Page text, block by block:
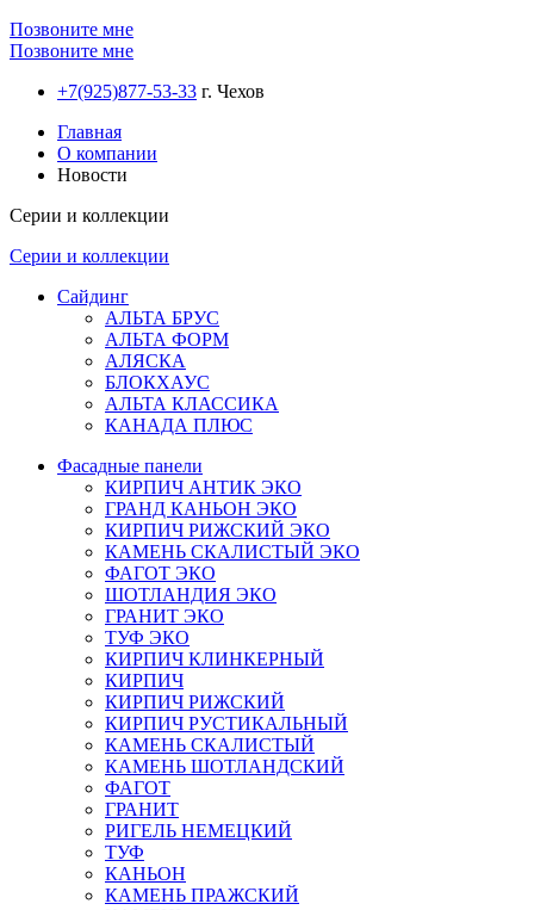
Позвоните мне
Позвоните мне
+7(925)877-53-33 г. Чехов
Главная
О компании
Новости
Серии и коллекции
Серии и коллекции
Сайдинг
АЛЬТА БРУС
АЛЬТА ФОРМ
АЛЯСКА
БЛОКХАУС
АЛЬТА КЛАССИКА
КАНАДА ПЛЮС
Фасадные панели
КИРПИЧ АНТИК ЭКО
ГРАНД КАНЬОН ЭКО
КИРПИЧ РИЖСКИЙ ЭКО
КАМЕНЬ СКАЛИСТЫЙ ЭКО
ФАГОТ ЭКО
ШОТЛАНДИЯ ЭКО
ГРАНИТ ЭКО
ТУФ ЭКО
КИРПИЧ КЛИНКЕРНЫЙ
КИРПИЧ
КИРПИЧ РИЖСКИЙ
КИРПИЧ РУСТИКАЛЬНЫЙ
КАМЕНЬ СКАЛИСТЫЙ
КАМЕНЬ ШОТЛАНДСКИЙ
ФАГОТ
ГРАНИТ
РИГЕЛЬ НЕМЕЦКИЙ
ТУФ
КАНЬОН
КАМЕНЬ ПРАЖСКИЙ